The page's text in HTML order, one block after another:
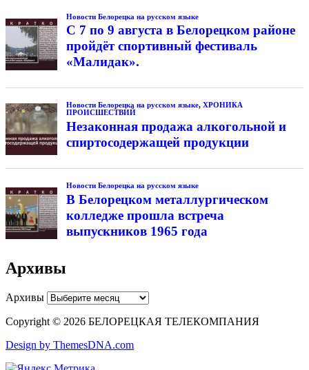
Новости Белорецка на русском языке
С 7 по 9 августа в Белорецком районе
пройдёт спортивный фестиваль
«Малидак».
Новости Белорецка на русском языке, ХРОНИКА
ПРОИСШЕСТВИЙ
Незаконная продажа алкогольной и
спиртосодержащей продукции
Новости Белорецка на русском языке
В Белорецком металлургическом
колледже прошла встреча
выпускников 1965 года
Архивы
Архивы
Copyright © 2026 БЕЛОРЕЦКАЯ ТЕЛЕКОМПАНИЯ
Design by ThemesDNA.com